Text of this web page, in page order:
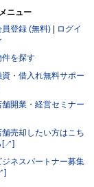
ニュー
員登録 (無料)
ログイ
件を探す
資・借入れ無料サポー
舗開業・経営セミナー
舗売却したい方はこち
[↗]
ジネスパートナー募集